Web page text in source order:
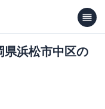
県浜松市中区の